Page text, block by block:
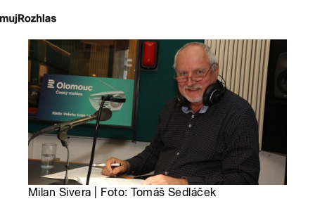
Milan Sivera | Foto: Tomáš Sedláček